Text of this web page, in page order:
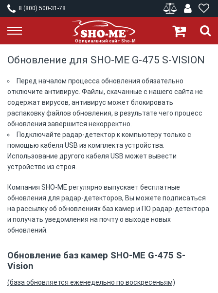
8 (800) 500-31-78
Обновление для SHO-ME G-475 S-VISION
Перед началом процесса обновления обязательно
отключите антивирус. Файлы, скачанные с нашего сайта не
содержат вирусов, антивирус может блокировать
распаковку файлов обновления, в результате чего процесс
обновления завершится некорректно.
Подключайте радар-детектор к компьютеру только с
помощью кабеля USB из комплекта устройства.
Использование другого кабеля USB может вывести
устройство из строя.
Компания SHO-ME регулярно выпускает бесплатные
обновления для радар-детекторов, Вы можете подписаться
на рассылку об обновлениях баз камер и ПО радар-детектора
и получать уведомления на почту о выходе новых
обновлений.
Обновление баз камер SHO-ME G-475 S-
Vision
(база обновляется еженедельно по воскресеньям)